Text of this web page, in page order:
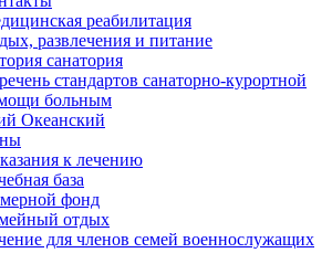
реабилитация
развлечения и питание
санатория
стандартов санаторно-курортной
больным
Океанский
к лечению
база
фонд
отдых
для членов семей военнослужащих